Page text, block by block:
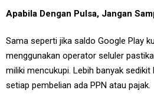
Apabila Dengan Pulsa, Jangan
Sama seperti jika saldo Google Play
menggunakan operator seluler
miliki mencukupi. Lebih banyak
setiap pembelian ada PPN atau pajak.